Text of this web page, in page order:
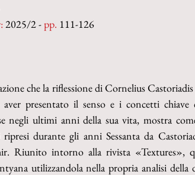
2025/2 - pp. 111-126
che la riflessione di Cornelius
presentato il senso e i concetti chiave
negli ultimi anni della sua vita, mostra
durante gli anni Sessanta da
Riunito intorno alla rivista «Textures»,
utilizzandola nella propria analisi della